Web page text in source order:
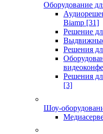
Оборудование
Biamp [31]
Решение
Решения
Решения
[3]
Шоу-